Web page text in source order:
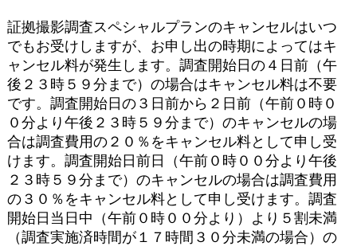
証拠撮影調査スペシャルプランのキャンセルはいつ
でもお受けしますが、お申し出の時期によってはキ
ャンセル料が発生します。調査開始日の４日前（午
後２３時５９分まで）の場合はキャンセル料は不要
です。調査開始日の３日前から２日前（午前０時０
０分より午後２３時５９分まで）のキャンセルの場
合は調査費用の２０％をキャンセル料として申し受
けます。調査開始日前日（午前０時００分より午後
２３時５９分まで）のキャンセルの場合は調査費用
の３０％をキャンセル料として申し受けます。調査
開始日当日中（午前０時００分より）より５割未満
（調査実施済時間が１７時間３０分未満の場合）の